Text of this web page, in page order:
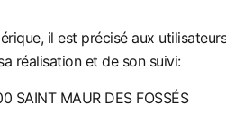
il est précisé aux
réalisation et de son suivi:
MAUR DES FOSSÉS